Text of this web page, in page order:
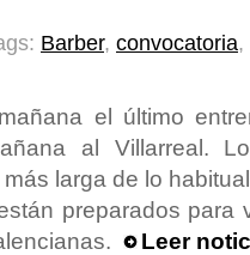
Barber, convocatoria,
el último
al Villarreal.
larga de lo
preparados para
Leer